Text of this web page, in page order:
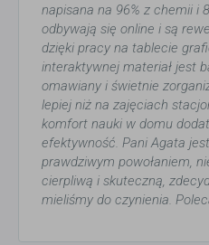
napisana na 96% z chemii i
odbywają się online i są
dzięki pracy na tablecie
interaktywnej materiał jest
omawiany i świetnie
lepiej niż na zajęciach
komfort nauki w domu
efektywność. Pani Agata
prawdziwym powołaniem,
cierpliwą i skuteczną,
mieliśmy do czynienia.